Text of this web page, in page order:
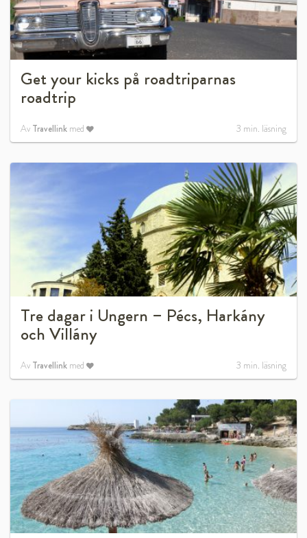
Get your kicks på roadtriparnas
roadtrip
Av Travellink med 3 min. läsning
Tre dagar i Ungern – Pécs, Harkány
och Villány
Av Travellink med 3 min. läsning